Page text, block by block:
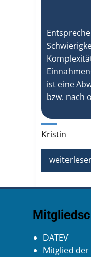
ist eine
bzw. nach
Kristin
DATEV
Mitglied